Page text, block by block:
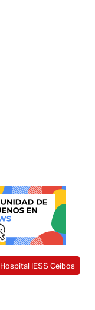
Hospital IESS Ceibos